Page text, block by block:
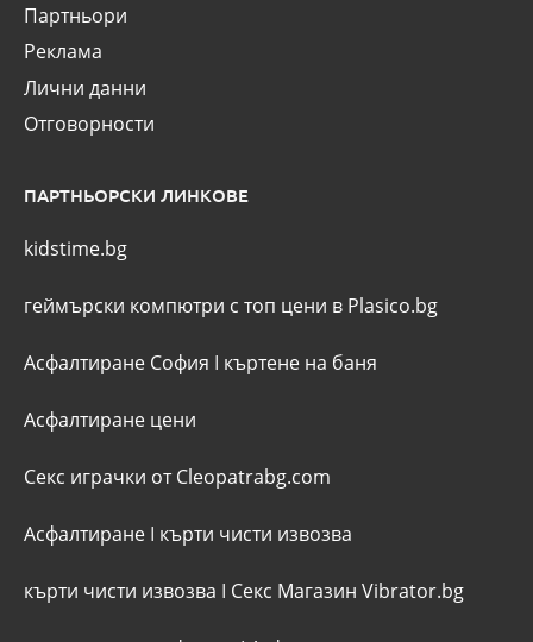
Партньори
Реклама
Лични данни
Отговорности
ПАРТНЬОРСКИ ЛИНКОВЕ
kidstime.bg
геймърски компютри с топ цени в Plasico.bg
Асфалтиране София I къртене на баня
Асфалтиране цени
Секс играчки от Cleopatrabg.com
Асфалтиране I кърти чисти извозва
кърти чисти извозва I Секс Магазин Vibrator.bg